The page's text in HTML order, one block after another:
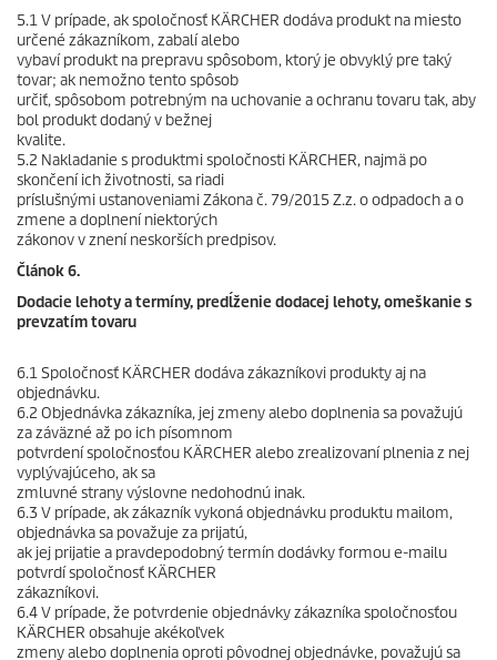
5.1 V prípade, ak spoločnosť KÄRCHER dodáva produkt na miesto
určené zákazníkom, zabalí alebo
vybaví produkt na prepravu spôsobom, ktorý je obvyklý pre taký
tovar; ak nemožno tento spôsob
určiť, spôsobom potrebným na uchovanie a ochranu tovaru tak, aby
bol produkt dodaný v bežnej
kvalite.
5.2 Nakladanie s produktmi spoločnosti KÄRCHER, najmä po
skončení ich životnosti, sa riadi
príslušnými ustanoveniami Zákona č. 79/2015 Z.z. o odpadoch a o
zmene a doplnení niektorých
zákonov v znení neskorších predpisov.
Článok 6.
Dodacie lehoty a termíny, predĺženie dodacej lehoty, omeškanie s
prevzatím tovaru
6.1 Spoločnosť KÄRCHER dodáva zákazníkovi produkty aj na
objednávku.
6.2 Objednávka zákazníka, jej zmeny alebo doplnenia sa považujú
za záväzné až po ich písomnom
potvrdení spoločnosťou KÄRCHER alebo zrealizovaní plnenia z nej
vyplývajúceho, ak sa
zmluvné strany výslovne nedohodnú inak.
6.3 V prípade, ak zákazník vykoná objednávku produktu mailom,
objednávka sa považuje za prijatú,
ak jej prijatie a pravdepodobný termín dodávky formou e-mailu
potvrdí spoločnosť KÄRCHER
zákazníkovi.
6.4 V prípade, že potvrdenie objednávky zákazníka spoločnosťou
KÄRCHER obsahuje akékoľvek
zmeny alebo doplnenia oproti pôvodnej objednávke, považujú sa